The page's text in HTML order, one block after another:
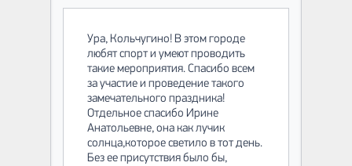
Ура, Кольчугино! В этом городе
любят спорт и умеют проводить
такие мероприятия. Спасибо всем
за участие и проведение такого
замечательного праздника!
Отдельное спасибо Ирине
Анатольевне, она как лучик
солнца,которое светило в тот день.
Без ее присутствия было бы,